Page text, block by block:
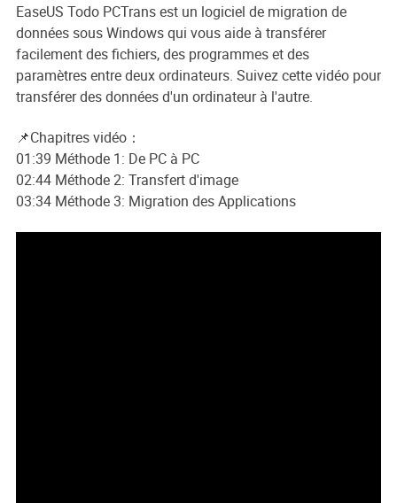
EaseUS Todo PCTrans est un logiciel de migration de
données sous Windows qui vous aide à transférer
facilement des fichiers, des programmes et des
paramètres entre deux ordinateurs. Suivez cette vidéo pour
transférer des données d'un ordinateur à l'autre.
📌Chapitres vidéo：
01:39 Méthode 1: De PC à PC
02:44 Méthode 2: Transfert d'image
03:34 Méthode 3: Migration des Applications